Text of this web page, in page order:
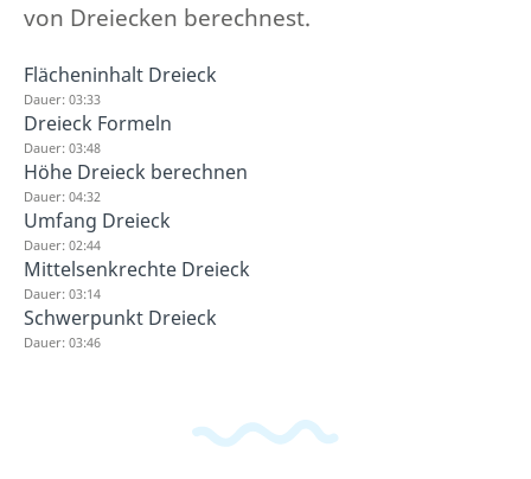
von Dreiecken berechnest.
Flächeninhalt Dreieck
Dauer: 03:33
Dreieck Formeln
Dauer: 03:48
Höhe Dreieck berechnen
Dauer: 04:32
Umfang Dreieck
Dauer: 02:44
Mittelsenkrechte Dreieck
Dauer: 03:14
Schwerpunkt Dreieck
Dauer: 03:46